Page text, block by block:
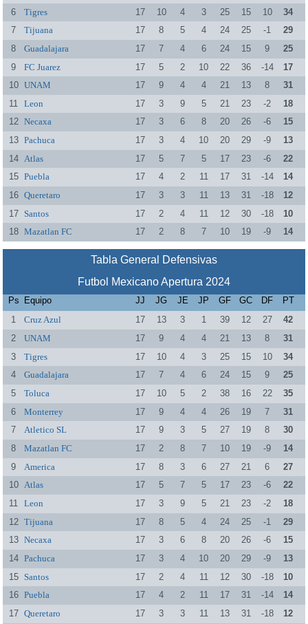
6
Tigres 17 10 4 3 25 15 10
34
7
Tijuana 17 8 5 4 24 25 -1
29
8
Guadalajara 17 7 4 6 24 15 9
25
9
FC Juarez 17 5 2 10 22 36 -14
17
10 UNAM 17 9 4 4 21 13 8
31
11
Leon 17 3 9 5 21 23 -2
18
12 Necaxa 17 3 6 8 20 26 -6
15
13 Pachuca 17 3 4 10 20 29 -9
13
14
Atlas 17 5 7 5 17 23 -6
22
15 Puebla 17 4 2 11 17 31 -14
14
16 Queretaro 17 3 3 11 13 31 -18
12
17 Santos 17 2 4 11 12 30 -18
10
18 Mazatlan FC 17 2 8 7 10 19 -9 14
Tabla General Defensivas
Futbol Mexicano Apertura 2024
Ps Equipo JJ JG JE JP GF GC DF
PT
1
Cruz Azul 17 13 3 1 39 12 27
42
2
UNAM 17 9 4 4 21 13 8
31
3
Tigres 17 10 4 3 25 15 10
34
4
Guadalajara 17 7 4 6 24 15 9
25
5
Toluca 17 10 5 2 38 16 22
35
6
Monterrey 17 9 4 4 26 19 7
31
7
Atletico SL 17 9 3 5 27 19 8
30
8
Mazatlan FC 17 2 8 7 10 19 -9
14
9
America 17 8 3 6 27 21 6
27
10 Atlas 17 5 7 5 17 23 -6
22
11
Leon 17 3 9 5 21 23 -2
18
12 Tijuana 17 8 5 4 24 25 -1
29
13 Necaxa 17 3 6 8 20 26 -6
15
14 Pachuca 17 3 4 10 20 29 -9
13
15 Santos 17 2 4 11 12 30 -18
10
16 Puebla 17 4 2 11 17 31 -14
14
17 Queretaro 17 3 3 11 13 31 -18 12